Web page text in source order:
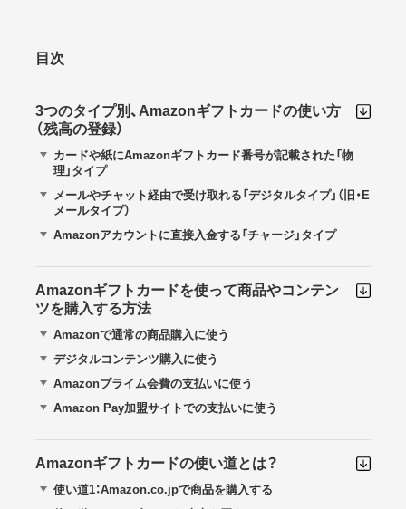
目次
3つのタイプ別、Amazonギフトカードの使い方
（残高の登録）
カードや紙にAmazonギフトカード番号が記載された「物
理」タイプ
メールやチャット経由で受け取れる「デジタルタイプ」（旧・E
メールタイプ）
Amazonアカウントに直接入金する「チャージ」タイプ
Amazonギフトカードを使って商品やコンテン
ツを購入する方法
Amazonで通常の商品購入に使う
デジタルコンテンツ購入に使う
Amazonプライム会費の支払いに使う
Amazon Pay加盟サイトでの支払いに使う
Amazonギフトカードの使い道とは？
使い道1：Amazon.co.jpで商品を購入する